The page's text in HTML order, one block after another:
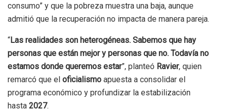
consumo” y que la pobreza muestra una baja, aunque
admitió que la recuperación no impacta de manera pareja.
“Las realidades son heterogéneas. Sabemos que hay
personas que están mejor y personas que no. Todavía no
estamos donde queremos estar”, planteó Ravier, quien
remarcó que el oficialismo apuesta a consolidar el
programa económico y profundizar la estabilización
hasta 2027.